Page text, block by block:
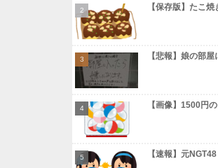
【.LIVE】
Powered
本日の人気